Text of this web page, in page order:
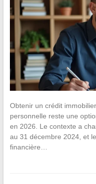
Obtenir un crédit
personnelle reste une
en 2026. Le contexte a
au 31 décembre 2024, et
financière…